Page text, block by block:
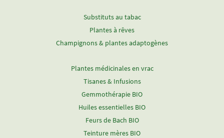
Substituts au tabac
Plantes à rêves
Champignons & plantes adaptogènes
Plantes médicinales en vrac
Tisanes & Infusions
Gemmothérapie BIO
Huiles essentielles BIO
Feurs de Bach BIO
Teinture mères BIO